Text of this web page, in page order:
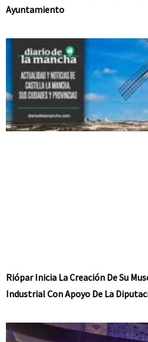
Ayuntamiento
Riópar Inicia La Creación De Su
Industrial Con Apoyo De La